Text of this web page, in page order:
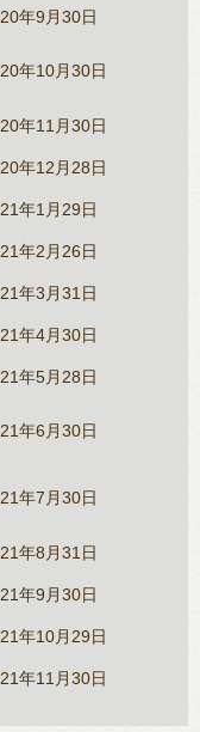
年9月30日
年10月30日
年11月30日
年12月28日
年1月29日
年2月26日
年3月31日
年4月30日
年5月28日
年6月30日
年7月30日
年8月31日
年9月30日
年10月29日
年11月30日